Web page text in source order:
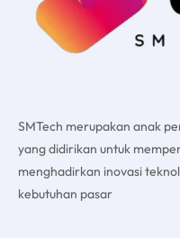
SMTech merupakan anak
yang didirikan untuk
menghadirkan inovasi
kebutuhan pasar